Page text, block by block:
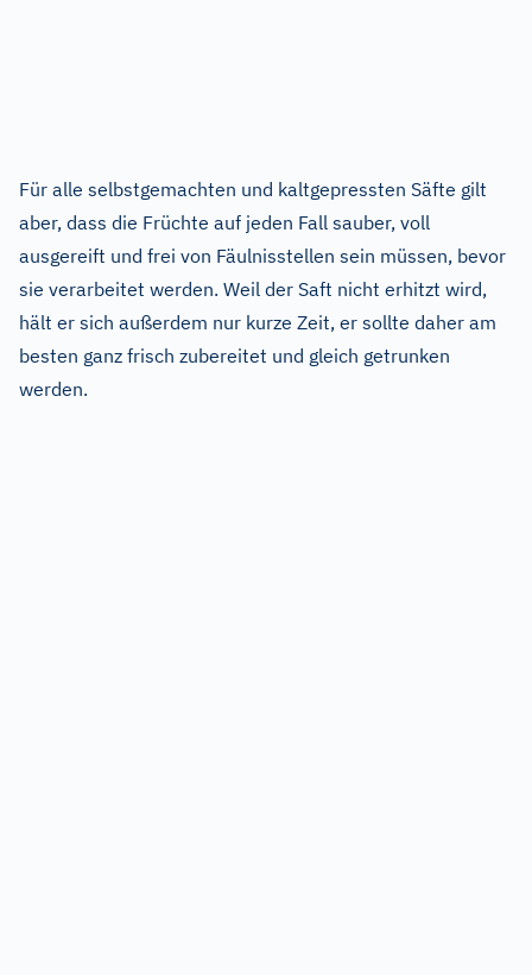
Für alle selbstgemachten und kaltgepressten Säfte gilt
aber, dass die Früchte auf jeden Fall sauber, voll
ausgereift und frei von Fäulnisstellen sein müssen, bevor
sie verarbeitet werden. Weil der Saft nicht erhitzt wird,
hält er sich außerdem nur kurze Zeit, er sollte daher am
besten ganz frisch zubereitet und gleich getrunken
werden.